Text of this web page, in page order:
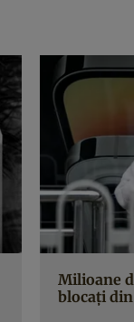
Milioane
blocați din